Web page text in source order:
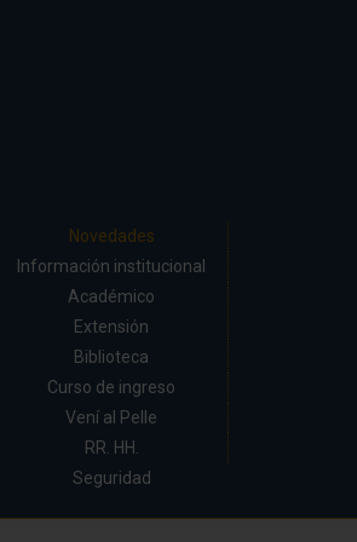
Novedades
Información institucional
Académico
Extensión
Biblioteca
Curso de ingreso
Vení al Pelle
RR. HH.
Seguridad